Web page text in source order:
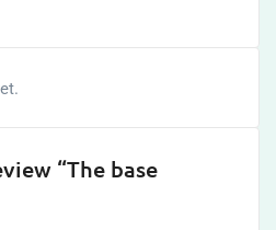
“The base